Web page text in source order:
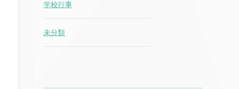
学校行事
未分類